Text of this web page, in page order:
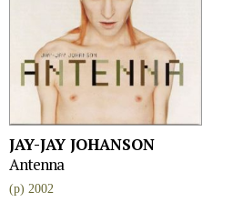
JAY-JAY JOHANSON
Antenna
(p) 2002